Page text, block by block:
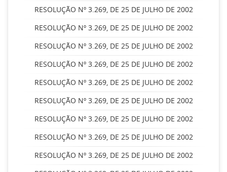
RESOLUÇÃO Nº 3.269, DE 25 DE JULHO DE 2002
RESOLUÇÃO Nº 3.269, DE 25 DE JULHO DE 2002
RESOLUÇÃO Nº 3.269, DE 25 DE JULHO DE 2002
RESOLUÇÃO Nº 3.269, DE 25 DE JULHO DE 2002
RESOLUÇÃO Nº 3.269, DE 25 DE JULHO DE 2002
RESOLUÇÃO Nº 3.269, DE 25 DE JULHO DE 2002
RESOLUÇÃO Nº 3.269, DE 25 DE JULHO DE 2002
RESOLUÇÃO Nº 3.269, DE 25 DE JULHO DE 2002
RESOLUÇÃO Nº 3.269, DE 25 DE JULHO DE 2002